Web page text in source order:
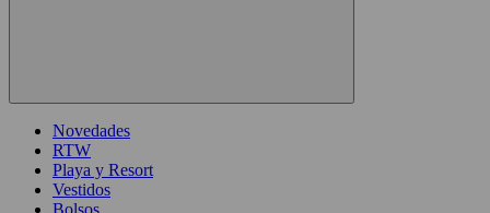
Novedades
RTW
Playa y Resort
Vestidos
Bolsos